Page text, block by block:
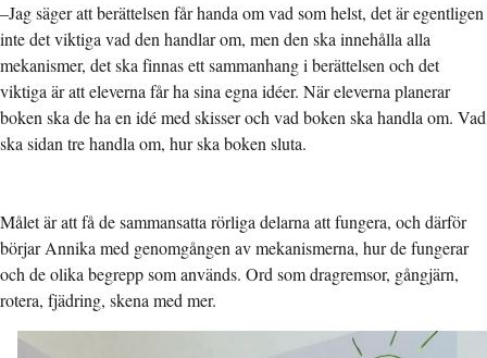
–Jag säger att berättelsen får handa om vad som helst, det är egentligen
inte det viktiga vad den handlar om, men den ska innehålla alla
mekanismer, det ska finnas ett sammanhang i berättelsen och det
viktiga är att eleverna får ha sina egna idéer. När eleverna planerar
boken ska de ha en idé med skisser och vad boken ska handla om. Vad
ska sidan tre handla om, hur ska boken sluta.
​Målet är att få de sammansatta rörliga delarna att fungera, och därför
börjar Annika med genomgången av mekanismerna, hur de fungerar
och de olika begrepp som används. Ord som dragremsor, gångjärn,
rotera, fjädring, skena med mer.